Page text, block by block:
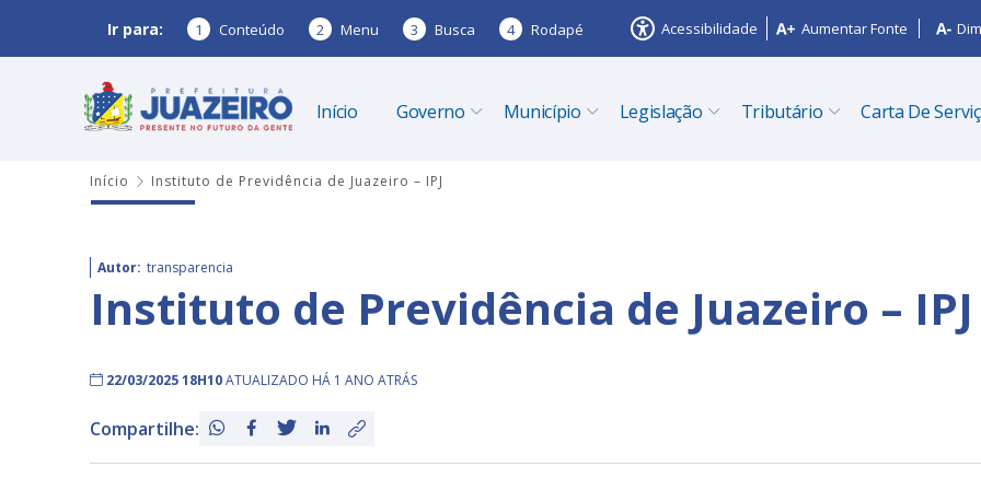
Ir para: 1 Conteúdo 2 Menu 3 Busca 4 Rodapé Acessibilidade Aumentar Fonte
Início Governo Município Legislação Tributário Carta De
Início Instituto de Previdência de Juazeiro – IPJ
Autor: transparencia
Instituto de Previdência de Juazeiro – IPJ
22/03/2025 18H10ATUALIZADO HÁ 1 ANO ATRÁS
Compartilhe: